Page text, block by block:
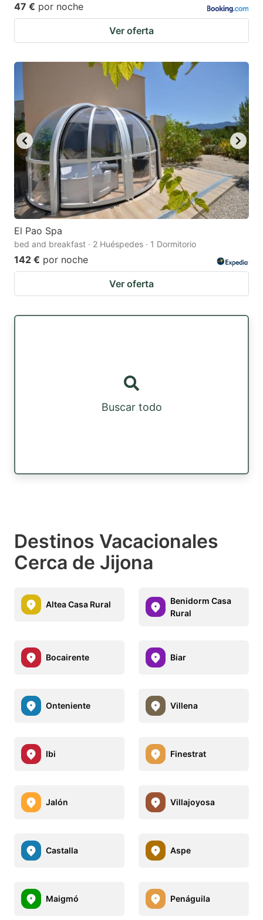
47 € por noche
Ver oferta
El Pao Spa
bed and breakfast · 2 Huéspedes · 1 Dormitorio
142 € por noche
Ver oferta
Buscar todo
Destinos Vacacionales
Cerca de Jijona
Altea Casa Rural
Benidorm Casa
Rural
Bocairente Biar
Onteniente Villena
Ibi Finestrat
Jalón Villajoyosa
Castalla Aspe
Maigmó Penáguila